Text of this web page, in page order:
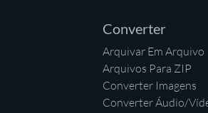
Converter
Arquivar Em Arquivo
Arquivos Para ZIP
Converter Imagens
Converter Áudio/